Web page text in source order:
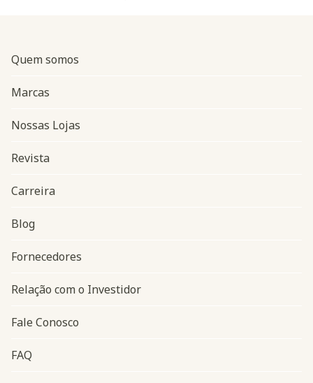
Navegação do rodapé
Quem somos
Marcas
Nossas Lojas
Revista
Carreira
Blog
Fornecedores
Relação com o Investidor
Fale Conosco
FAQ